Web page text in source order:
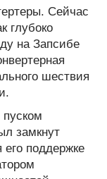
Сейчас
глубоко
на Запсибе
шествия
замкнут
его поддержке